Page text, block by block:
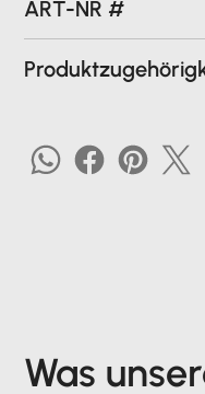
ART-NR #
Was